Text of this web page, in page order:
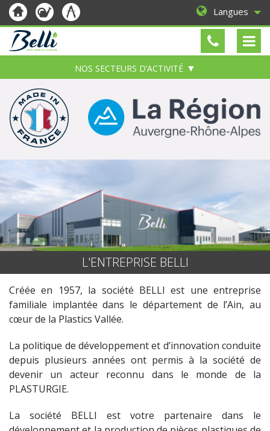
Langues
NOS SECTEURS D’ACTIVITÉ
L'ENTREPRISE BELLI
Créée en 1957, la société BELLI est une entreprise
familiale implantée dans le département de l’Ain, au
cœur de la Plastics Vallée.
La politique de développement et d’innovation conduite
depuis plusieurs années ont permis à la société de
devenir un acteur reconnu dans le monde de la
PLASTURGIE.
La société BELLI est votre partenaire dans le